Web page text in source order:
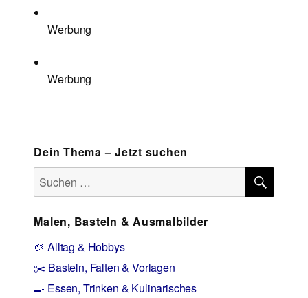
Werbung
Werbung
Dein Thema – Jetzt suchen
Suchen
nach:
Malen, Basteln & Ausmalbilder
🎨 Alltag & Hobbys
✂️ Basteln, Falten & Vorlagen
🍳 Essen, Trinken & Kulinarisches